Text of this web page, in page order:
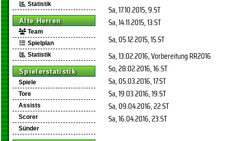
Statistik
Alte Herren
Team
Spielplan
Statistik
Spielerstatistik
Spiele
Tore
Assists
Scorer
Sünder
Sa, 17.10.2015, 9.ST
Sa, 14.11.2015, 13.ST
Sa, 05.12.2015, 15.ST
Sa, 13.02.2016, Vorbereitung RR2016
So, 28.02.2016, 16.ST
Sa, 05.03.2016, 17.ST
Sa, 19.03.2016, 19.ST
Sa, 09.04.2016, 22.ST
Sa, 16.04.2016, 23.ST